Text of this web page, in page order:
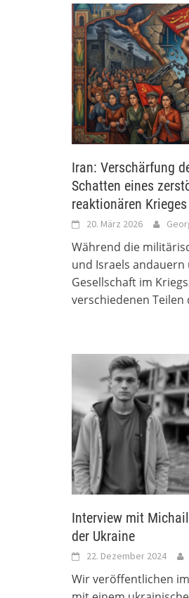
Iran: Verschärfung
Schatten eines
reaktionären Krieges
20. März 2026
Während die
und Israels
Gesellschaft im
verschiedenen Teilen
Interview mit
der Ukraine
22. Dezember 2024
Wir veröffentlichen